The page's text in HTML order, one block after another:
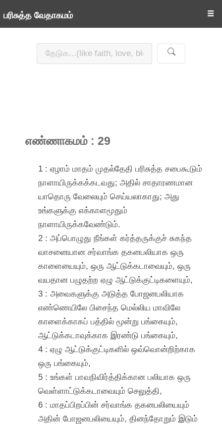
பரிசுத்த வேதாகமம் ☰
எண்ணாகமம் : 29
1 : ஏழாம் மாதம் முதல்தேதி பரிசுத்த சபைகூடும்
நாளாயிருக்கக்கடவது; அதில் சாதாரணமான
யாதொரு வேலையும் செய்யலாகாது; அது
உங்களுக்கு எக்காளமூதும்
நாளாயிருக்கவேண்டும்.
2 : அப்பொழுது நீங்கள் கர்த்தருக்குச் சுகந்த
வாசனையான சர்வாங்க தகனபலியாக ஒரு
காளையையும், ஒரு ஆட்டுக்கடாவையும், ஒரு
வயதான பழுதற்ற ஏழு ஆட்டுக்குட்டிகளையும்,
3 : அவைகளுக்கு அடுத்த போஜனபலியாக
எண்ணெயிலே பிசைந்த மெல்லிய மாவிலே
காளைக்காகப் பத்தில் மூன்று பங்கையும்,
ஆட்டுக்கடாவுக்காக இரண்டு பங்கையும்,
4 : ஏழு ஆட்டுக்குட்டிகளில் ஒவ்வொன்றிற்காக
ஒரு பங்கையும்,
5 : உங்கள் பாவநிவிர்த்திக்கான பலியாக ஒரு
வெள்ளாட்டுக்கடாவையும் செலுத்தி,
6 : மாதப்பிறப்பின் சர்வாங்க தகனபலியையும்
அதின் போஜனபலியையும், தினந்தோறும் இடும்